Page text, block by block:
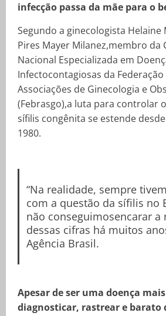
infecção passa da mãe para o
Segundo a ginecologista Helaine
Pires Mayer Milanez,membro da
Nacional Especializada em
Infectocontagiosas da
Associações de Ginecologia e
(Febrasgo),a luta para controlar
sífilis congênita se estende
1980.
“Na realidade, sempre
com a questão da sífilis no
não conseguimosencarar a
dessas cifras há muitos
Agência Brasil.
Apesar de ser uma doença
diagnosticar, rastrear e barato